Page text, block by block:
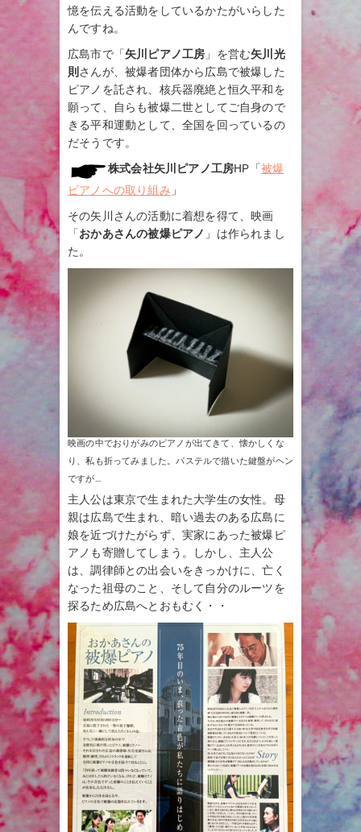
憶を伝える活動をしているかたがいらした
んですね。
広島市で「矢川ピアノ工房 」を営む矢川光
則 さんが、被爆者団体から広島で被爆した
ピアノを託され、核兵器廃絶と恒久平和を
願って、自らも被爆二世としてご自身ので
きる平和運動として、全国を回っているの
だそうです。
株式会社矢川ピアノ工房HP「被爆
ピアノへの取り組み 」
その矢川さんの活動に着想を得て、映画
「おかあさんの被爆ピアノ 」は作られまし
た。
映画の中でおりがみのピアノが出てきて、懐かしくな
り、私も折ってみました。パステルで描いた鍵盤がヘン
ですが…
主人公は東京で生まれた大学生の女性。母
親は広島で生まれ、暗い過去のある広島に
娘を近づけたがらず、実家にあった被爆ピ
アノも寄贈してしまう。しかし、主人公
は、調律師との出会いをきっかけに、亡く
なった祖母のこと、そして自分のルーツを
探るため広島へとおもむく・・